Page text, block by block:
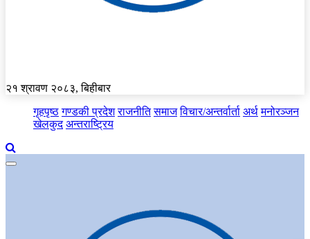
२१ श्रावण २०८३, बिहीबार
गृहपृष्ठ गण्डकी प्रदेश राजनीति समाज विचार/अन्तर्वार्ता अर्थ मनोरञ्जन
खेलकुद अन्तराष्ट्रिय